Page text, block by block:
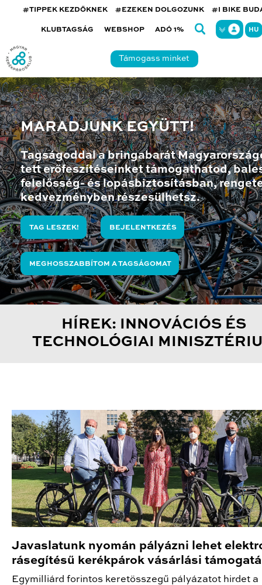
#TIPPEK KEZDŐKNEK #EZEKEN DOLGOZUNK #I BIKE
KLUBTAGSÁG WEBSHOP ADÓ 1% HU
Támogass minket
MARADJUNK EGYÜTT!
Tagságoddal a bringabarát
tett erőfeszítéseinket támogathatod,
felelősség- és lopásbiztosításban,
kedvezményben részesülhetsz.
TAG LESZEK! BEJELENTKEZÉS
MEGHOSSZABBÍTOM A TAGSÁGOMAT
HÍREK: INNOVÁCIÓS ÉS
TECHNOLÓGIAI
Javaslatunk nyomán pályázni lehet
rásegítésű kerékpárok vásárlási
Egymilliárd forintos keretösszegű pályázatot hirdet a